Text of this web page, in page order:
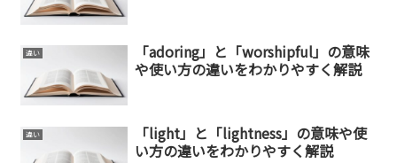
違い
「adoring」と「worshipful」の意味
や使い方の違いをわかりやすく解説
違い
「light」と「lightness」の意味や使
い方の違いをわかりやすく解説